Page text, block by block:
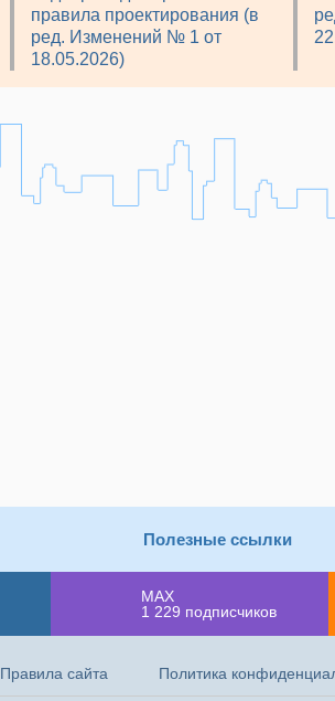
правила проектирования (в
ред. Изменений № 1 от
18.05.2026)
Полезные ссылки
MAX
1 229 подписчиков
Правила сайта Политика